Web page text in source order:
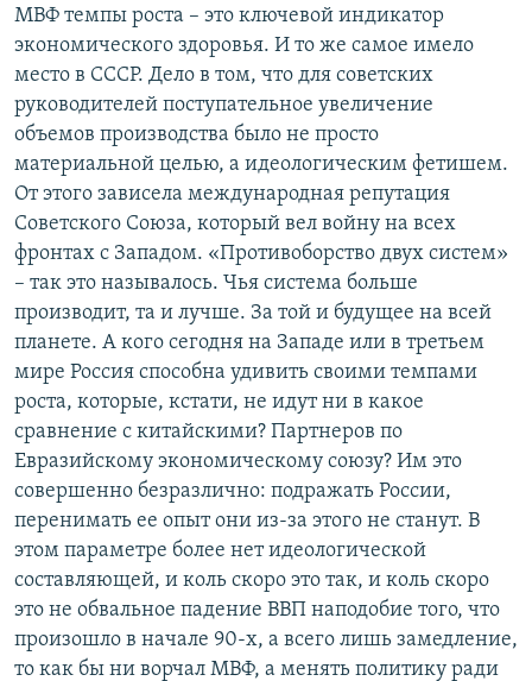
МВФ темпы роста – это ключевой индикатор
экономического здоровья. И то же самое имело
место в СССР. Дело в том, что для советских
руководителей поступательное увеличение
объемов производства было не просто
материальной целью, а идеологическим фетишем.
От этого зависела международная репутация
Советского Союза, который вел войну на всех
фронтах с Западом. «Противоборство двух систем»
– так это называлось. Чья система больше
производит, та и лучше. За той и будущее на всей
планете. А кого сегодня на Западе или в третьем
мире Россия способна удивить своими темпами
роста, которые, кстати, не идут ни в какое
сравнение с китайскими? Партнеров по
Евразийскому экономическому союзу? Им это
совершенно безразлично: подражать России,
перенимать ее опыт они из-за этого не станут. В
этом параметре более нет идеологической
составляющей, и коль скоро это так, и коль скоро
это не обвальное падение ВВП наподобие того, что
произошло в начале 90-х, а всего лишь замедление,
то как бы ни ворчал МВФ, а менять политику ради